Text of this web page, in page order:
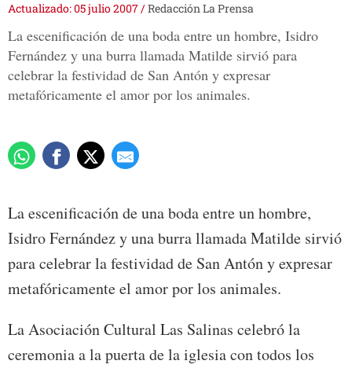
Actualizado: 05 julio 2007/Redacción La Prensa
La escenificación de una boda entre un hombre, Isidro
Fernández y una burra llamada Matilde sirvió para
celebrar la festividad de San Antón y expresar
metafóricamente el amor por los animales.
La escenificación de una boda entre un hombre,
Isidro Fernández y una burra llamada Matilde sirvió
para celebrar la festividad de San Antón y expresar
metafóricamente el amor por los animales.
La Asociación Cultural Las Salinas celebró la
ceremonia a la puerta de la iglesia con todos los